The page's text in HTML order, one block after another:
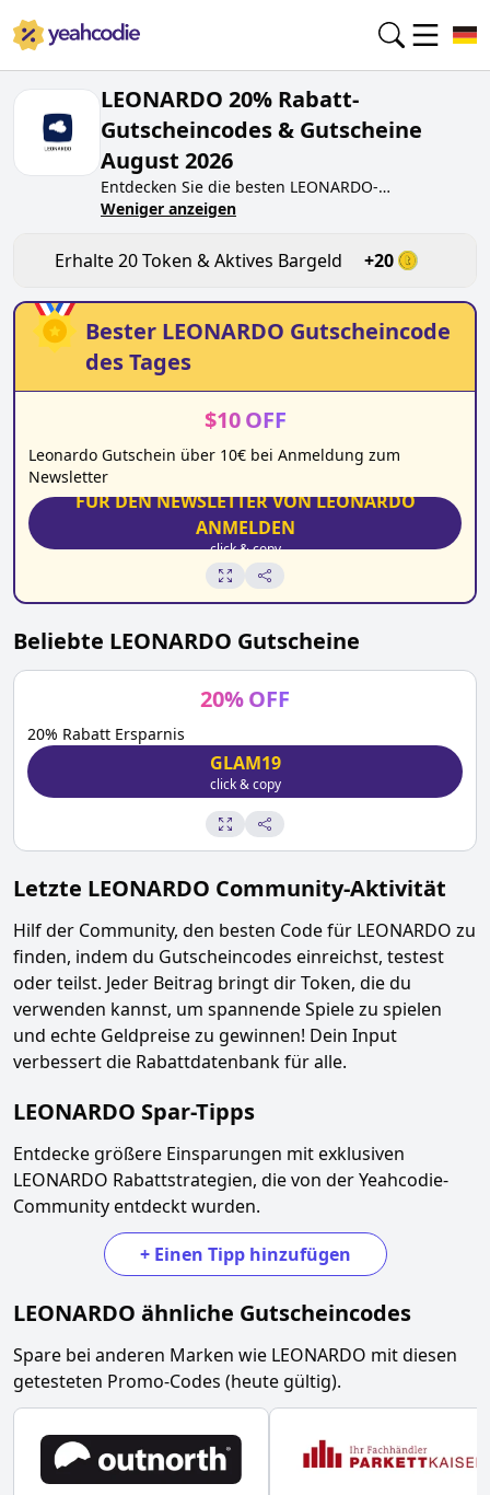
LEONARDO 20% Rabatt-
Gutscheincodes & Gutscheine
August 2026
Entdecken Sie die besten LEONARDO-
Gutscheincodes von heute für
verdienen Sie Token beileonardo.de, indem Sie
den Code testen. Erhalten Sie Belohnungen, wenn
SieLEONARDO-Gutscheincodes einreichen und
anderen Käufern beim Sparen helfen.
Weniger anzeigen
Erhalte20Token & Aktives Bargeld +20
Bester LEONARDO Gutscheincode
des Tages
$10 OFF
Leonardo Gutschein über 10€ bei Anmeldung zum
Newsletter
FÜR DEN NEWSLETTER VON LEONARDO
ANMELDEN
click & copy
Beliebte LEONARDO Gutscheine
20%OFF
20% Rabatt Ersparnis
GLAM19
click & copy
Letzte LEONARDO Community-Aktivität
Hilf der Community, den besten Code für LEONARDO zu
finden, indem du Gutscheincodes einreichst, testest
oder teilst. Jeder Beitrag bringt dir Token, die du
verwenden kannst, um spannende Spiele zu spielen
und echte Geldpreise zu gewinnen! Dein Input
verbessert die Rabattdatenbank für alle.
LEONARDO Spar-Tipps
Entdecke größere Einsparungen mit exklusiven
LEONARDO Rabattstrategien, die von der Yeahcodie-
Community entdeckt wurden.
+ Einen Tipp hinzufügen
LEONARDO ähnliche Gutscheincodes
Spare bei anderen Marken wie LEONARDO mit diesen
getesteten Promo-Codes (heute gültig).